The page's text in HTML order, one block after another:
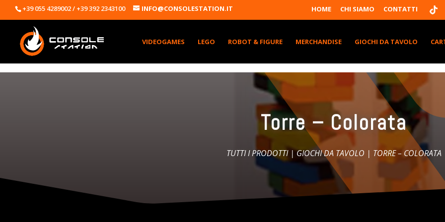
+39 055 4289002 / +39 392 2343100 INFO@CONSOLESTATION.IT HOME CHI SIAMO CONTATTI
K
K
VIDEOGAMES LEGO ROBOT & FIGURE MERCHANDISE GIOCHI DA TAVOLO
Torre – Colorata
TUTTI I PRODOTTI|GIOCHI DA TAVOLO | TORRE – COLORATA